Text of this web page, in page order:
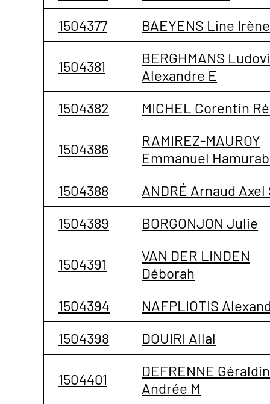
1504377
BAEYENS Line
1504381
BERGHMANS
Alexandre E
1504382
MICHEL Corentin
1504386
RAMIREZ-MAUROY
Emmanuel
1504388
ANDRÉ Arnaud Axel
1504389
BORGONJON Julie
1504391
VAN DER LINDEN
Déborah
1504394
NAFPLIOTIS
1504398
DOUIRI Allal
1504401
DEFRENNE
Andrée M